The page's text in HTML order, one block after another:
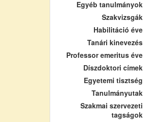
Egyéb tanulmányok
Szakvizsgák
Habilitáció éve
Tanári kinevezés
Professor emeritus éve
Díszdoktori címek
Egyetemi tisztség
Tanulmányutak
Szakmai szervezeti
tagságok